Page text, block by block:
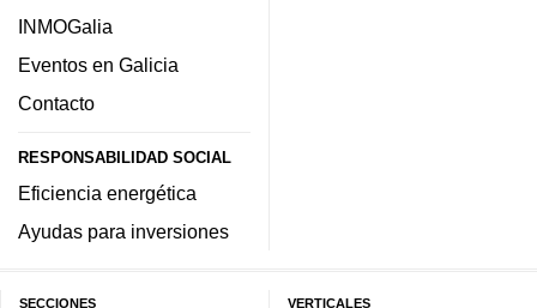
INMOGalia
Eventos en Galicia
Contacto
RESPONSABILIDAD SOCIAL
Eficiencia energética
Ayudas para inversiones
SECCIONES VERTICALES